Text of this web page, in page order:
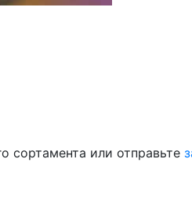
сортамента или отправьте